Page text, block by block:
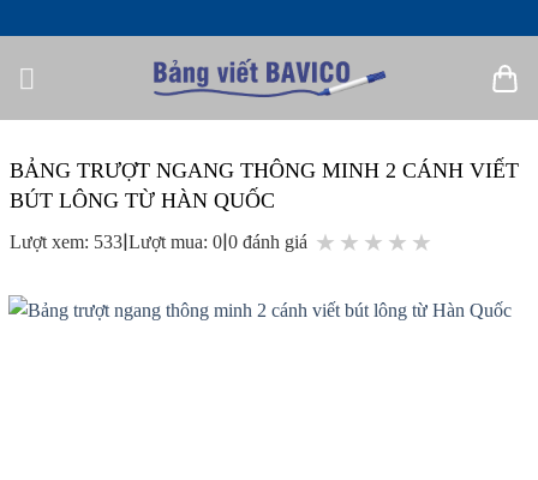
nội
BẢNG TRƯỢT NGANG THÔNG MINH 2 CÁNH VIẾT
BÚT LÔNG TỪ HÀN QUỐC
Lượt xem: 533|Lượt mua: 0|0 đánh giá ★ ★ ★ ★ ★